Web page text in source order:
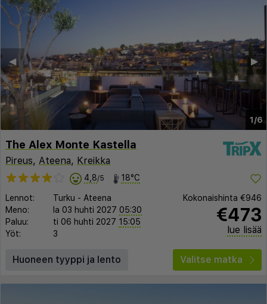
1/6
▶︎
◀︎
The Alex Monte Kastella
Pireus, Ateena, Kreikka
4,8/5 18°C
Lennot: Turku - Ateena
Meno:
la 03 huhti 2027 05:30
Paluu:
ti 06 huhti 2027 15:05
Yöt:
3
Kokonaishinta €946
€473
lue lisää
Huoneen tyyppi ja lento Valitse matka